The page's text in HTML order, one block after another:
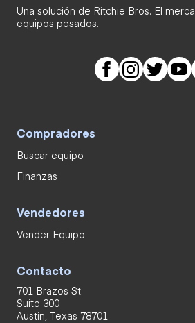
Una solución de Ritchie Bros. El
equipos pesados.
Compradores
Buscar equipo
Finanzas
Vendedores
Vender Equipo
Contacto
701 Brazos St.
Suite 300
Austin, Texas 78701